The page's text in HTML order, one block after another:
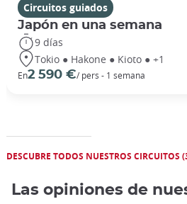
Circuitos guiados
Japón en una semana
9 días
Tokio ● Hakone ● Kioto ● +1
En2 590 €/ pers - 1 semana
DESCUBRE TODOS NUESTROS CIRCUITOS
Las opiniones de